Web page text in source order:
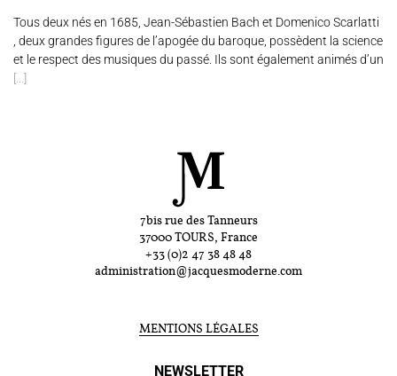
Tous deux nés en 1685, Jean-Sébastien Bach et Domenico Scarlatti
, deux grandes figures de l’apogée du baroque, possèdent la science
et le respect des musiques du passé. Ils sont également animés d’un
[...]
7bis rue des Tanneurs
37000 TOURS, France
+33 (0)2 47 38 48 48
administration@jacquesmoderne.com
MENTIONS LÉGALES
NEWSLETTER